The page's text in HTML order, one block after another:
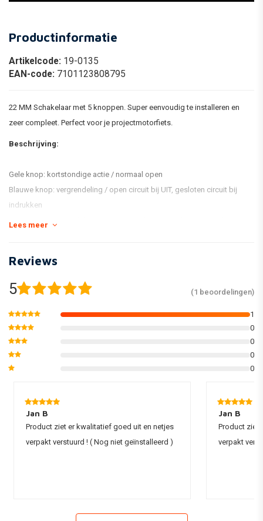
Productinformatie
Artikelcode: 19-0135
EAN-code: 7101123808795
22 MM Schakelaar met 5 knoppen. Super eenvoudig te installeren en
zeer compleet. Perfect voor je projectmotorfiets.
Beschrijving:
Gele knop: kortstondige actie / normaal open
Blauwe knop: vergrendeling / open circuit bij UIT, gesloten circuit bij
indrukken
indrukken
Rode knop: tijdelijke actie / normaal open
specificaties:
De kleur zwart
Materiaal: ABS kunststof
Afmeting: 95x38x22mm
Lees meer
Reviews
5 (1 beoordelingen)
1
0
0
0
0
Jan B
Product ziet er kwalitatief goed uit en netjes
verpakt verstuurd ! ( Nog niet geïnstalleerd )
Jan B
Product ziet
verpakt